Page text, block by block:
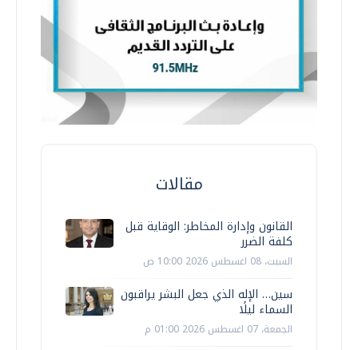
مقالات
القانون وإدارة المخاطر: الوقاية قبل
كلفة الضرر
السبت، 08 اغسطس 2026 10:00 ص
سين… الإله الذي جعل البشر يراقبون
السماء ليلًا
الجمعة، 07 اغسطس 2026 01:00 م